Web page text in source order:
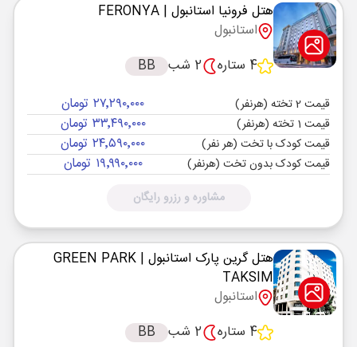
هتل فرونیا استانبول | FERONYA
استانبول
4 ستاره
2 شب BB
قیمت 2 تخته (هرنفر) ۲۷٬۲۹۰٬۰۰۰ تومان
قیمت 1 تخته (هرنفر) ۳۳٬۴۹۰٬۰۰۰ تومان
قیمت کودک با تخت (هر نفر) ۲۴٬۵۹۰٬۰۰۰ تومان
قیمت کودک بدون تخت (هرنفر) ۱۹٬۹۹۰٬۰۰۰ تومان
مشاوره و رزرو رایگان
هتل گرین پارک استانبول | GREEN PARK
TAKSIM
استانبول
4 ستاره
2 شب BB